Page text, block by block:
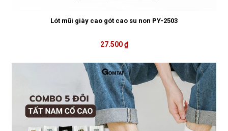
Lót mũi giày cao gót cao su non PY-2503
27.500 ₫